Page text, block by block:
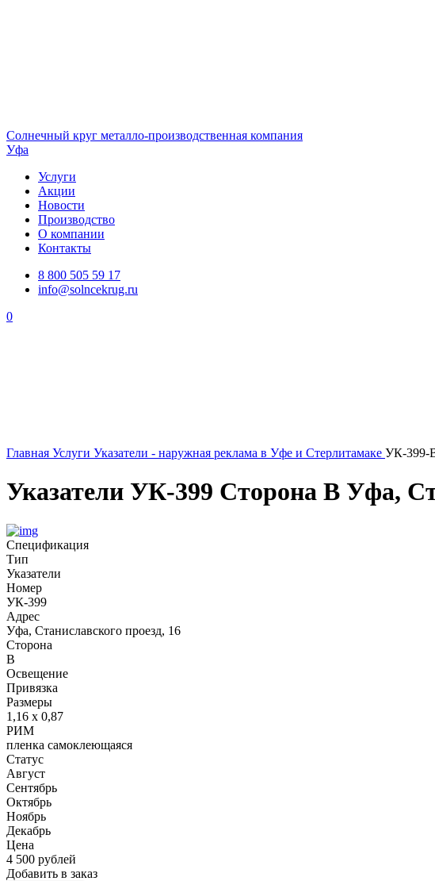
Солнечный круг металло-производственная компания
Уфа
Услуги
Акции
Новости
Производство
О компании
Контакты
8 800 505 59 17
info@solncekrug.ru
0
Главная Услуги Указатели - наружная реклама в Уфе и Стерлитамаке УК-399-
Указатели УК-399 Сторона В Уфа,
Спецификация
Тип
Указатели
Номер
УК-399
Адрес
Уфа, Станиславского проезд, 16
Сторона
В
Освещение
Привязка
Размеры
1,16 х 0,87
РИМ
пленка самоклеющаяся
Статус
Август
Сентябрь
Октябрь
Ноябрь
Декабрь
Цена
4 500 рублей
Добавить в заказ